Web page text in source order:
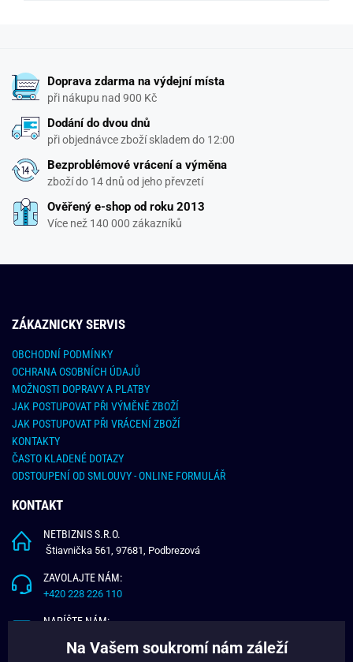
Doprava zdarma na výdejní místa
při nákupu nad 900 Kč
Dodání do dvou dnů
při objednávce zboží skladem do 12:00
Bezproblémové vrácení a výměna
zboží do 14 dnů od jeho převzetí
Ověřený e-shop od roku 2013
Více než 140 000 zákazníků
ZÁKAZNICKY SERVIS
OBCHODNÍ PODMÍNKY
OCHRANA OSOBNÍCH ÚDAJŮ
MOŽNOSTI DOPRAVY A PLATBY
JAK POSTUPOVAT PŘI VÝMĚNĚ ZBOŽÍ
JAK POSTUPOVAT PŘI VRÁCENÍ ZBOŽÍ
KONTAKTY
ČASTO KLADENÉ DOTAZY
ODSTOUPENÍ OD SMLOUVY - ONLINE FORMULÁŘ
KONTAKT
NETBIZNIS S.R.O.
Štiavnička 561, 97681, Podbrezová
ZAVOLAJTE NÁM:
+420 228 226 110
NAPÍŠTE NÁM:
Na Vašem soukromí nám záleží